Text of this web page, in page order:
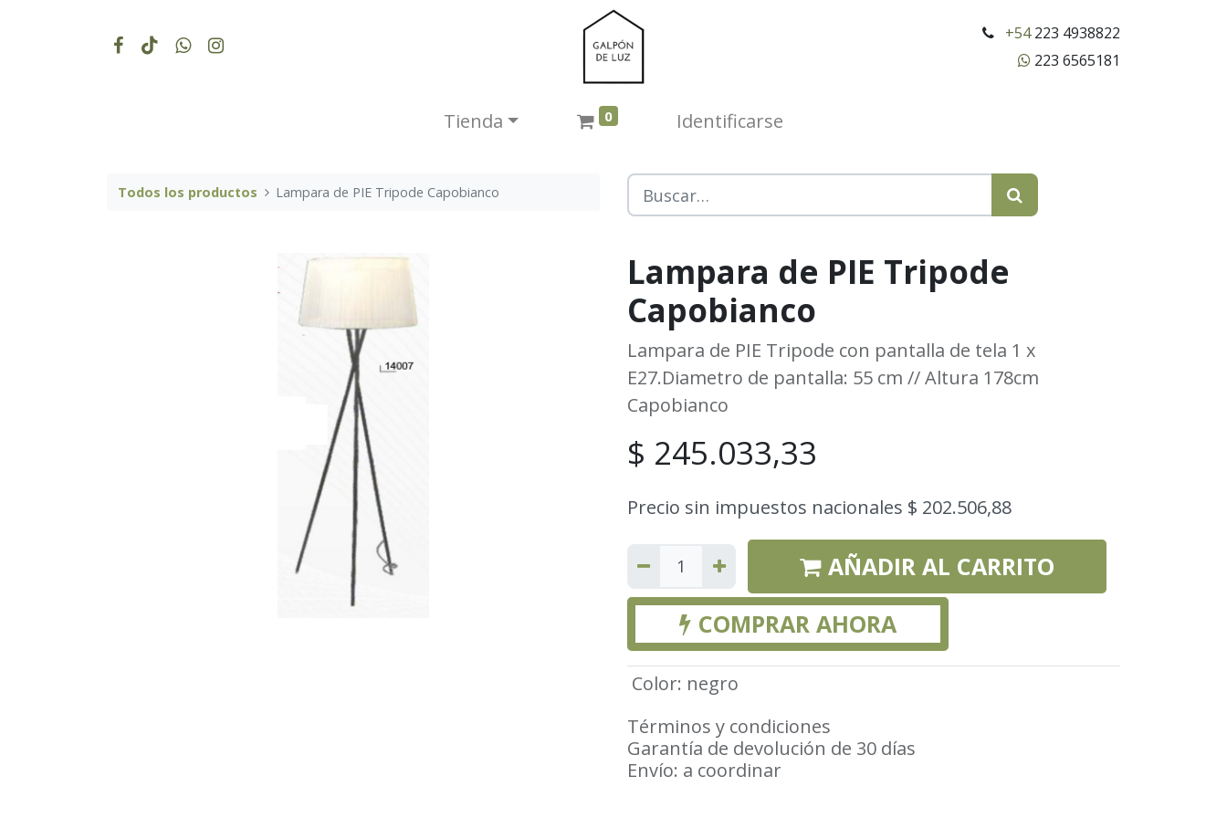
+54223 4938822
223 6565181
Tienda​ 0 Identificarse
Todos los productos Lampara de PIE Tripode Capobianco
Lampara de PIE Tripode
Capobianco
Lampara de PIE Tripode con pantalla de tela 1 x
E27.Diametro de pantalla: 55 cm // Altura 178cm
Capobianco
$ 245.033,33
Precio sin impuestos nacionales $ 202.506,88
AÑADIR AL CARRITO
COMPRAR AHORA
Color: negro
Términos y condiciones
Garantía de devolución de 30 días
Envío: a coordinar